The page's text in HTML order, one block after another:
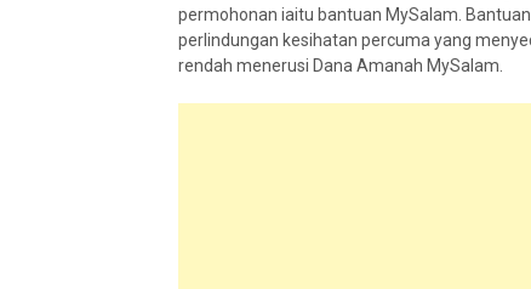
permohonan iaitu bantuan MySalam.
perlindungan kesihatan percuma yang
rendah menerusi Dana Amanah MySalam.